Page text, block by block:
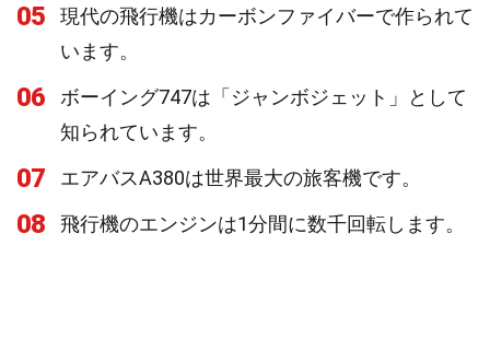
05
現代の飛行機はカーボンファイバーで作られて
います。
06
ボーイング747は「ジャンボジェット」として
知られています。
07 エアバスA380は世界最大の旅客機です。
08 飛行機のエンジンは1分間に数千回転します。